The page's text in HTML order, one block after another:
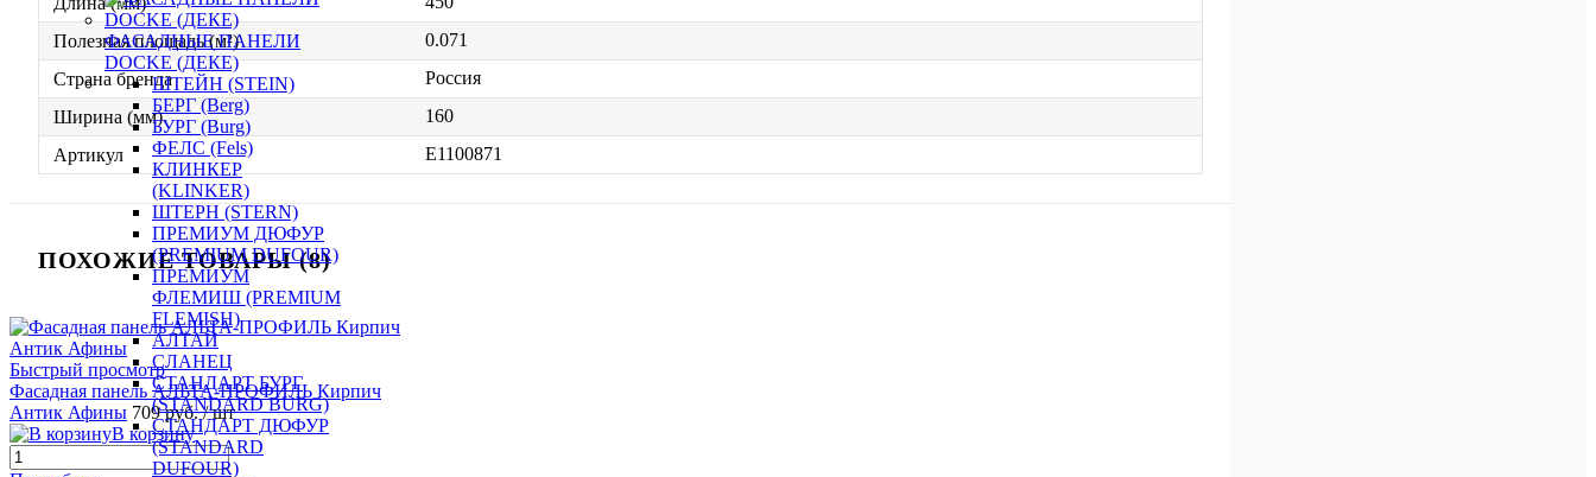
ФАСАДНЫЕ ПАНЕЛИ
DOCKE (ДЕКЕ)
ШТЕЙН (STEIN)
БЕРГ (Berg)
БУРГ (Burg)
ФЕЛС (Fels)
КЛИНКЕР
(KLINKER)
ШТЕРН (STERN)
ПРЕМИУМ ДЮФУР
(PREMIUM DUFOUR)
ПРЕМИУМ
ФЛЕМИШ (PREMIUM
FLEMISH)
АЛТАЙ
СЛАНЕЦ
СТАНДАРТ БУРГ
(STANDARD BURG)
СТАНДАРТ ДЮФУР
(STANDARD
DUFOUR)
Полезная площадь (м²)
0.071
Страна бренда
Россия
Ширина (мм)
160
Артикул
E1100871
ПОХОЖИЕ ТОВАРЫ (8)
Быстрый просмотр
Фасадная панель АЛЬТА-ПРОФИЛЬ Кирпич
Антик Афины 709 руб./ шт
В корзину